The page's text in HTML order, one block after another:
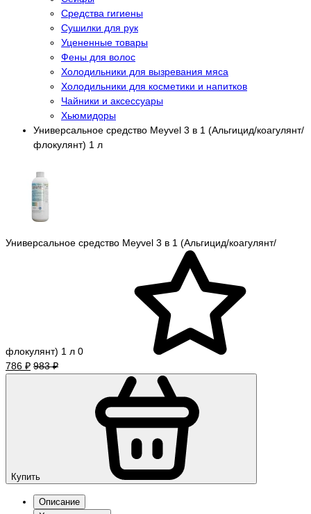
Средства гигиены
Сушилки для рук
Уцененные товары
Фены для волос
Холодильники для вызревания мяса
Холодильники для косметики и напитков
Чайники и аксессуары
Хьюмидоры
Универсальное средство Meyvel 3 в 1 (Альгицид/коагулянт/
флокулянт) 1 л
Универсальное средство Meyvel 3 в 1 (Альгицид/коагулянт/
флокулянт) 1 л 0
786 ₽ 983 ₽
Купить
Описание